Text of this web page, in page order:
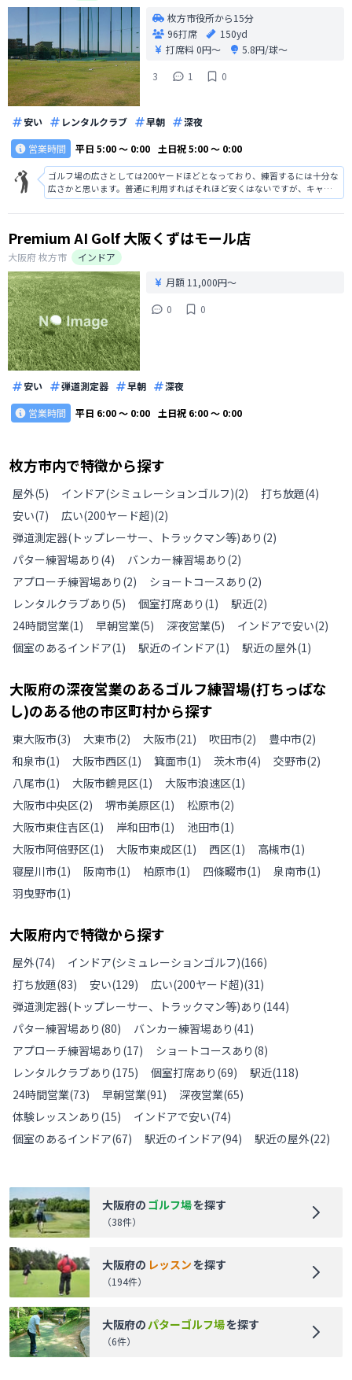
枚方市役所から15分
96打席
150yd
打席料0円〜
5.8円/球〜
3
1 0
安い レンタルクラブ 早朝
深夜
営業時間
平日 5:00 〜 0:00 土日祝5:00 〜 0:00
ゴルフ場の広さとしては200ヤードほどとなっており、練習するには十分な
広さかと思います。普通に利用すればそれほど安くはないですが、キャン
ペーン時期やメンバーになったりすると安くなるので、これらのサービス
を利用するのをおすすめします。打席数が100ほどありかなり広いのも特徴
Premium AI Golf 大阪くずはモール店
大阪府枚方市
インドア
月額 11,000円〜
0
0
安い 弾道測定器 早朝
深夜
営業時間
平日 6:00 〜 0:00 土日祝 6:00 〜 0:00
枚方市内で特徴から探す
屋外(5) インドア(シミュレーションゴルフ)(2) 打ち放題(4)
安い(7) 広い(200ヤード超)(2)
弾道測定器(トップレーサー、トラックマン等)あり (2)
パター練習場あり (4) バンカー練習場あり (2)
アプローチ練習場あり (2) ショートコースあり (2)
レンタルクラブあり (5) 個室打席あり (1) 駅近(2)
24時間営業(1) 早朝営業(5) 深夜営業(5) インドアで安い(2)
個室のあるインドア(1) 駅近のインドア(1) 駅近の屋外(1)
大阪府の深夜営業のあるゴルフ練習場(打ちっぱな
し)のある他の市区町村から探す
東大阪市(3) 大東市(2) 大阪市(21) 吹田市(2) 豊中市(2)
和泉市(1) 大阪市西区(1) 箕面市(1) 茨木市(4) 交野市(2)
八尾市(1) 大阪市鶴見区(1) 大阪市浪速区(1)
大阪市中央区(2) 堺市美原区(1) 松原市(2)
大阪市東住吉区(1) 岸和田市(1) 池田市(1)
大阪市阿倍野区(1) 大阪市東成区(1) 西区(1) 高槻市(1)
寝屋川市(1) 阪南市(1) 柏原市(1) 四條畷市(1) 泉南市(1)
羽曳野市(1)
大阪府内で特徴から探す
屋外(74) インドア(シミュレーションゴルフ)(166)
打ち放題(83) 安い(129) 広い(200ヤード超)(31)
弾道測定器(トップレーサー、トラックマン等)あり (144)
パター練習場あり (80) バンカー練習場あり (41)
アプローチ練習場あり (17) ショートコースあり (8)
レンタルクラブあり (175) 個室打席あり (69) 駅近(118)
24時間営業(73) 早朝営業(91) 深夜営業(65)
体験レッスンあり (15) インドアで安い(74)
個室のあるインドア(67) 駅近のインドア(94) 駅近の屋外(22)
大阪府の ゴルフ場を探す
（38件）
大阪府の レッスンを探す
（194件）
大阪府のパターゴルフ場を探す
（6件）